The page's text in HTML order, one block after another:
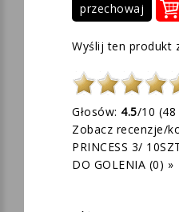
przechowaj
Wyślij ten produkt
Głosów: 4.5/10 (48
Zobacz recenzje/
PRINCESS 3/
DO GOLENIA (0) »